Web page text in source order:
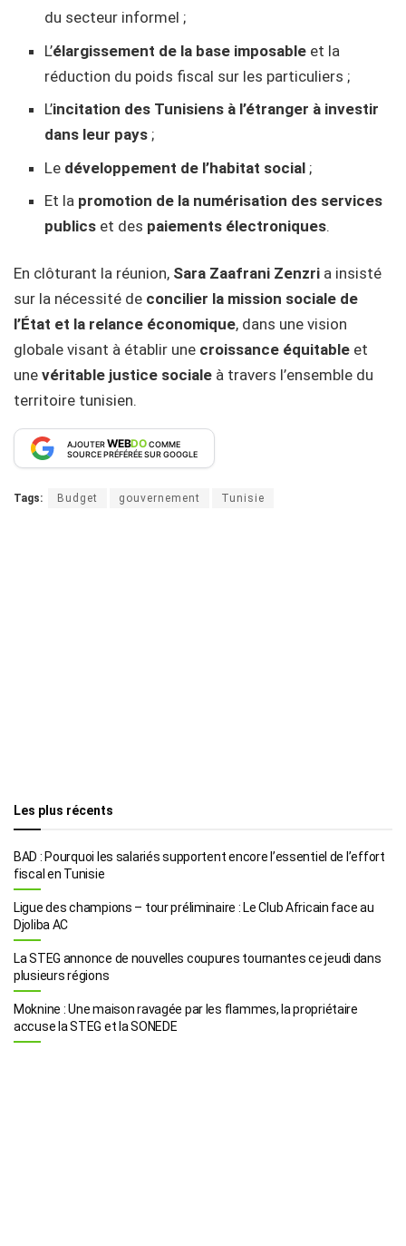
du secteur informel ;
L’élargissement de la base imposable et la
réduction du poids fiscal sur les particuliers ;
L’incitation des Tunisiens à l’étranger à investir
dans leur pays ;
Le développement de l’habitat social ;
Et la promotion de la numérisation des services
publics et des paiements électroniques.
En clôturant la réunion, Sara Zaafrani Zenzri a insisté
sur la nécessité de concilier la mission sociale de
l’État et la relance économique, dans une vision
globale visant à établir une croissance équitable et
une véritable justice sociale à travers l’ensemble du
territoire tunisien.
AJOUTERWEBDOCOMME
SOURCE PRÉFÉRÉE SUR GOOGLE
Tags: Budget gouvernement Tunisie
Les plus récents
BAD : Pourquoi les salariés supportent encore l’essentiel de l’effort
fiscal en Tunisie
Ligue des champions – tour préliminaire : Le Club Africain face au
Djoliba AC
La STEG annonce de nouvelles coupures tournantes ce jeudi dans
plusieurs régions
Moknine : Une maison ravagée par les flammes, la propriétaire
accuse la STEG et la SONEDE